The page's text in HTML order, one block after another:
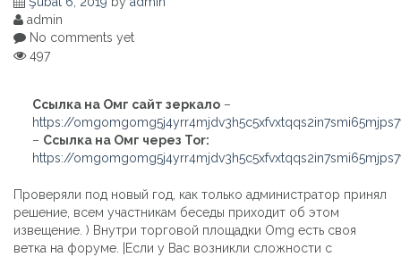
admin
No comments yet
497
Ссылка на Омг сайт зеркало –
https://
– Ссылка на Омг через Tor:
https://
Проверяли под новый год, как только администратор принял
решение, всем участникам беседы приходит об этом
извещение. ) Внутри торговой площадки Omg есть своя
ветка на форуме. |Если у Вас возникли сложности с